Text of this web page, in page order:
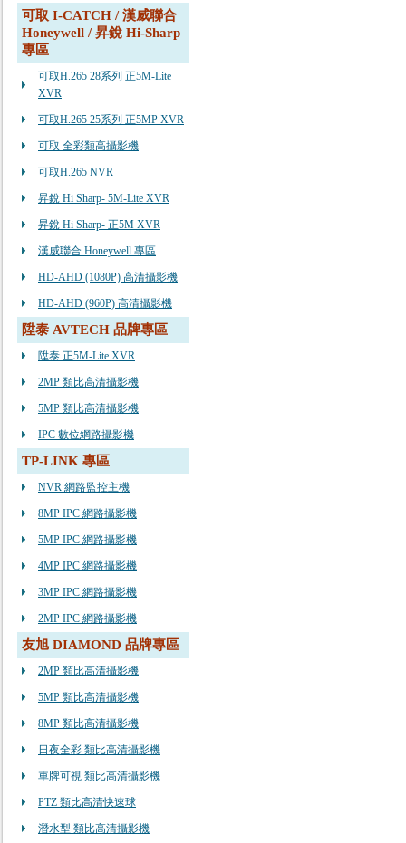
可取 I-CATCH / 漢威聯合
Honeywell / 昇銳 Hi-Sharp
專區
可取H.265 28系列 正5M-Lite
XVR
可取H.265 25系列 正5MP XVR
可取 全彩類高攝影機
可取H.265 NVR
昇銳 Hi Sharp- 5M-Lite XVR
昇銳 Hi Sharp- 正5M XVR
漢威聯合 Honeywell 專區
HD-AHD (1080P) 高清攝影機
HD-AHD (960P) 高清攝影機
陞泰 AVTECH 品牌專區
陞泰 正5M-Lite XVR
2MP 類比高清攝影機
5MP 類比高清攝影機
IPC 數位網路攝影機
TP-LINK 專區
NVR 網路監控主機
8MP IPC 網路攝影機
5MP IPC 網路攝影機
4MP IPC 網路攝影機
3MP IPC 網路攝影機
2MP IPC 網路攝影機
友旭 DIAMOND 品牌專區
2MP 類比高清攝影機
5MP 類比高清攝影機
8MP 類比高清攝影機
日夜全彩 類比高清攝影機
車牌可視 類比高清攝影機
PTZ 類比高清快速球
潛水型 類比高清攝影機